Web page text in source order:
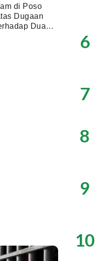
di Poso
Dugaan
Dua
Umur
6
7
8
9
10